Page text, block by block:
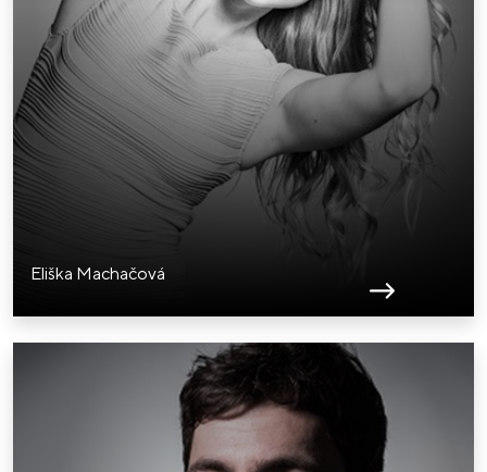
Eliška Machačová